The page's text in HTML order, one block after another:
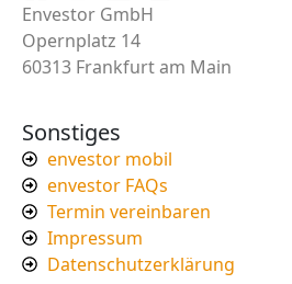
Envestor GmbH
Opernplatz 14
60313 Frankfurt am Main
Sonstiges
envestor mobil
envestor FAQs
Termin vereinbaren
Impressum
Datenschutzerklärung